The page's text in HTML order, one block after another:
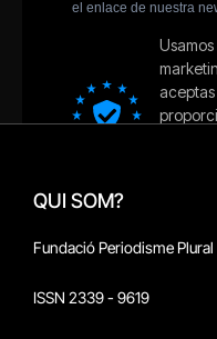
QUI SOM?
Fundació Periodisme Plural
ISSN 2339 - 9619